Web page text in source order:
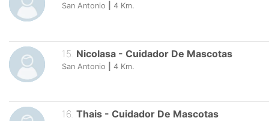
San Antonio 4 Km.
15 Nicolasa - Cuidador De Mascotas
San Antonio 4 Km.
16 Thais - Cuidador De Mascotas